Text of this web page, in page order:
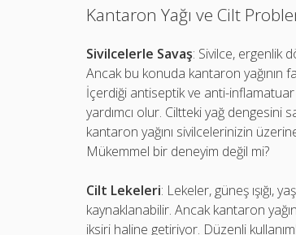
Kantaron Yağı ve Cilt
Sivilcelerle Savaş: Sivilce, ergenlik
Ancak bu konuda kantaron yağının
İçerdiği antiseptik ve anti-
yardımcı olur. Ciltteki yağ dengesini
kantaron yağını sivilcelerinizin
Mükemmel bir deneyim değil mi?
Cilt Lekeleri: Lekeler, güneş ışığı,
kaynaklanabilir. Ancak kantaron
iksiri haline getiriyor. Düzenli